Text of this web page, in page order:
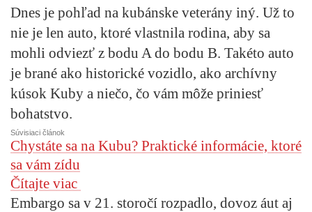
Dnes je pohľad na kubánske veterány iný. Už to
nie je len auto, ktoré vlastnila rodina, aby sa
mohli odviezť z bodu A do bodu B. Takéto auto
je brané ako historické vozidlo, ako archívny
kúsok Kuby a niečo, čo vám môže priniesť
bohatstvo.
Súvisiaci článok
Chystáte sa na Kubu? Praktické informácie, ktoré
sa vám zídu
Čítajte viac
Embargo sa v 21. storočí rozpadlo, dovoz áut aj